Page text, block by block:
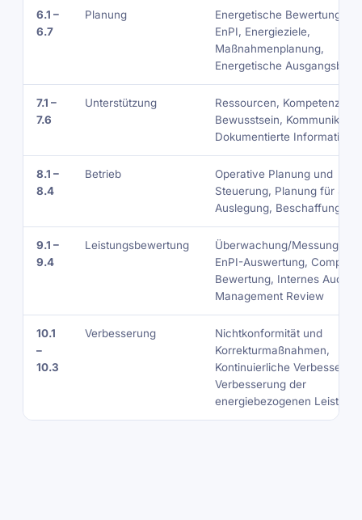
6.1 –
6.7
Planung
Energetische Bewertung,
EnPI, Energieziele,
Maßnahmenplanung,
Energetische Ausgangsbasis
7.1 –
7.6
Unterstützung
Ressourcen, Kompetenz,
Bewusstsein,
Dokumentierte Information
8.1 –
8.4
Betrieb
Operative Planung und
Steuerung, Planung für SEU,
Auslegung, Beschaffung
9.1 –
9.4
Leistungsbewertung
Überwachung/Messung/
EnPI-Auswertung,
Bewertung, Internes Audit,
Management Review
10.1
–
10.3
Verbesserung
Nichtkonformität und
Korrekturmaßnahmen,
Kontinuierliche
Verbesserung der
energiebezogenen Leistung